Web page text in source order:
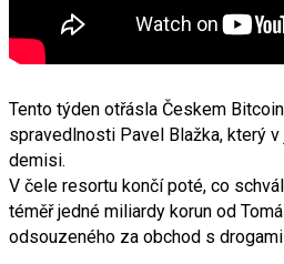
Tento týden otřásla Českem
spravedlnosti Pavel Blažka, který
demisi.
V čele resortu končí poté, co
téměř jedné miliardy korun od
odsouzeného za obchod s